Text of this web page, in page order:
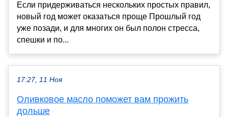
Если придерживаться нескольких простых правил,
новый год может оказаться проще Прошлый год
уже позади, и для многих он был полон стресса,
спешки и по...
17:27, 11 Ноя
Оливковое масло поможет вам прожить
дольше